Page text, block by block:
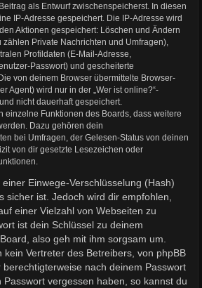
als Entwurf zwischenspeicherst. In diesen
IP-Adresse gespeichert. Die IP-Adresse wird
Aktionen gespeichert: Löschen und Ändern
Private Nachrichten und Umfragen),
Profildaten (E-Mail-Adresse,
Passwort) und gescheiterte
von deinem Browser übermittelte Browser-
Agent) wird nur in der „Wer ist online?“-
nicht dauerhaft gespeichert.
einzelne Funktionen des Boards, dass weitere
Dazu gehören dein
bei Umfragen, der Gelesen-Status von deinen
von dir gesetzte Lesezeichen oder
Einwege-Verschlüsselung (Hash)
sicher ist. Jedoch wird dir empfohlen,
einer Vielzahl von Webseiten zu
ist dein Schlüssel zu deinem
also geh mit ihm sorgsam um.
kein Vertreter des Betreibers, von phpBB
nach deinem Passwort
vergessen haben, so kannst du